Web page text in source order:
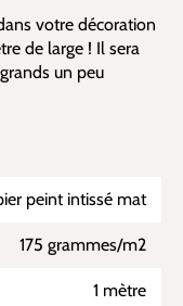
votre décoration
de large ! Il sera
un peu
peint intissé mat
175 grammes/m2
1 mètre